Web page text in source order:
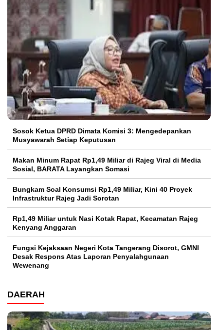
Sosok Ketua DPRD Dimata Komisi 3: Mengedepankan
Musyawarah Setiap Keputusan
Makan Minum Rapat Rp1,49 Miliar di Rajeg Viral di Media
Sosial, BARATA Layangkan Somasi
Bungkam Soal Konsumsi Rp1,49 Miliar, Kini 40 Proyek
Infrastruktur Rajeg Jadi Sorotan
Rp1,49 Miliar untuk Nasi Kotak Rapat, Kecamatan Rajeg
Kenyang Anggaran
Fungsi Kejaksaan Negeri Kota Tangerang Disorot, GMNI
Desak Respons Atas Laporan Penyalahgunaan
Wewenang
DAERAH